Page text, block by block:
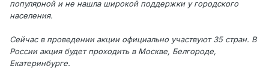
популярной и не нашла широкой поддержки у городского
населения.
Сейчас в проведении акции официально участвуют 35 стран. В
России акция будет проходить в Москве, Белгороде,
Екатеринбурге.